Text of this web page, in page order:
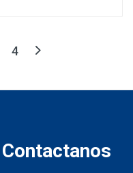
4
Contactanos